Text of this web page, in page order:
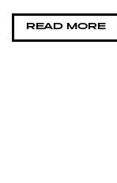
KIRJAUDU
READ MORE